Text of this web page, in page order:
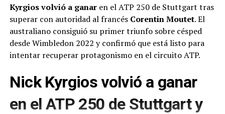
Kyrgios volvió a ganaren el ATP 250 de Stuttgart tras
superar con autoridad al francés Corentin Moutet. El
australiano consiguió su primer triunfo sobre césped
desde Wimbledon 2022 y confirmó que está listo para
intentar recuperar protagonismo en el circuito ATP.
Nick Kyrgios volvió a ganar
en el ATP 250 de Stuttgart y